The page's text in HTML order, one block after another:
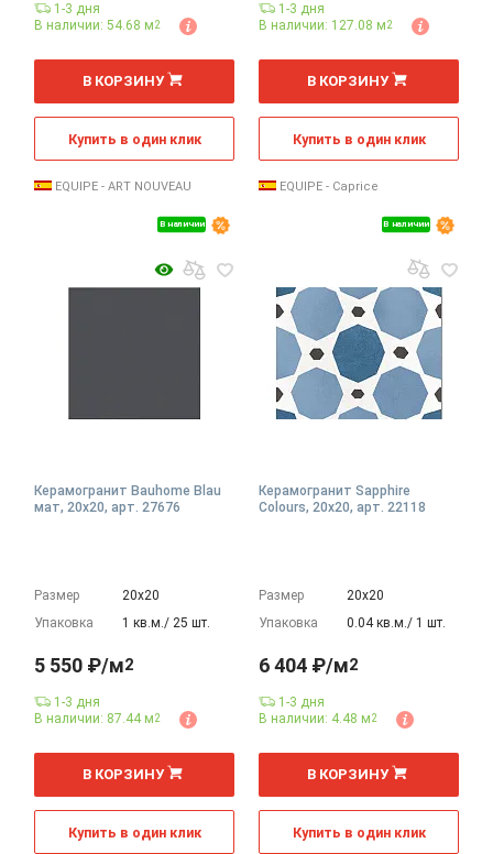
В наличии
1-3 дня
В наличии: 54.68 м2
м
В КОРЗИНУ
Купить в один клик
EQUIPE - ART NOUVEAU
В наличии
1-3 дня
В наличии: 127.08 м2
В КОРЗИНУ
Купить в один клик
EQUIPE - Caprice
Керамогранит Bauhome Blau
мат, 20x20, арт. 27676
Размер
20х20
Упаковка
1 кв.м./ 25 шт.
5 550 ₽/м2
1-3 дня
В наличии: 87.44 м2
м
В КОРЗИНУ
Купить в один клик
Керамогранит Sapphire
Colours, 20x20, арт. 22118
Размер
20х20
Упаковка
0.04 кв.м./ 1 шт.
6 404 ₽/м2
1-3 дня
В наличии: 4.48 м2
м
В КОРЗИНУ
Купить в один клик